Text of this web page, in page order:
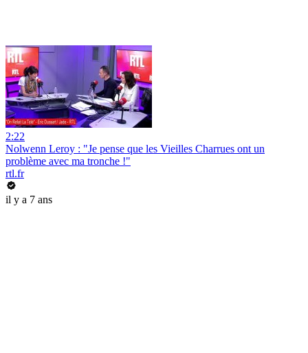
2:22
Nolwenn Leroy : "Je pense que les Vieilles Charrues ont un
problème avec ma tronche !"
rtl.fr
il y a 7 ans